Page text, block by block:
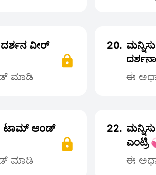
ವೀರ್
ಮಾಡಿ
20.
ಈ
; ಟಾಮ್ ಅಂಡ್
ಮಾಡಿ
22.
ಎಂಟ್ರಿ
ಈ